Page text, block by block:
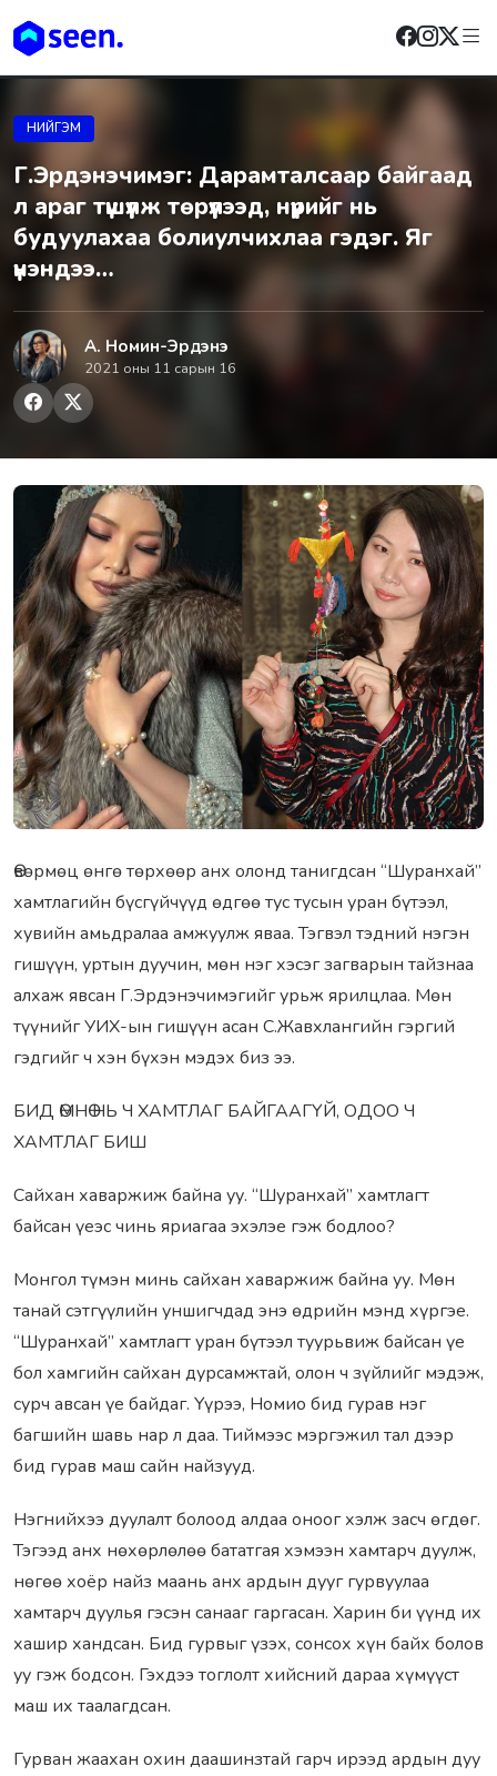
НИЙГЭМ
Г.Эрдэнэчимэг: Дарамталсаар байгаад
л араг түшүүлж төрүүлээд, нүүрийг нь
будуулахаа болиулчихлаа гэдэг. Яг
үнэндээ…
А. Номин-Эрдэнэ
2021 оны 11 сарын 16
Өвөрмөц өнгө төрхөөр анх олонд танигдсан “Шуранхай”
хамтлагийн бүсгүйчүүд өдгөө тус тусын уран бүтээл,
хувийн амьдралаа амжуулж яваа. Тэгвэл тэдний нэгэн
гишүүн, уртын дуучин, мөн нэг хэсэг загварын тайзнаа
алхаж явсан Г.Эрдэнэчимэгийг урьж ярилцлаа. Мөн
түүнийг УИХ-ын гишүүн асан С.Жавхлангийн гэргий
гэдгийг ч хэн бүхэн мэдэх биз ээ.
БИД ӨМНӨ НЬ Ч ХАМТЛАГ БАЙГААГҮЙ, ОДОО Ч
ХАМТЛАГ БИШ
Сайхан хаваржиж байна уу. “Шуранхай” хамтлагт
байсан үеэс чинь яриагаа эхэлэе гэж бодлоо?
Монгол түмэн минь сайхан хаваржиж байна уу. Мөн
танай сэтгүүлийн уншигчдад энэ өдрийн мэнд хүргэе.
“Шуранхай” хамтлагт уран бүтээл туурьвиж байсан үе
бол хамгийн сайхан дурсамжтай, олон ч зүйлийг мэдэж,
сурч авсан үе байдаг. Үүрээ, Номио бид гурав нэг
багшийн шавь нар л даа. Тиймээс мэргэжил тал дээр
бид гурав маш сайн найзууд.
Нэгнийхээ дуулалт болоод алдаа оноог хэлж засч өгдөг.
Тэгээд анх нөхөрлөлөө бататгая хэмээн хамтарч дуулж,
нөгөө хоёр найз маань анх ардын дууг гурвуулаа
хамтарч дуулья гэсэн санааг гаргасан. Харин би үүнд их
хашир хандсан. Бид гурвыг үзэх, сонсох хүн байх болов
уу гэж бодсон. Гэхдээ тоглолт хийсний дараа хүмүүст
маш их таалагдсан.
Гурван жаахан охин даашинзтай гарч ирээд ардын дуу